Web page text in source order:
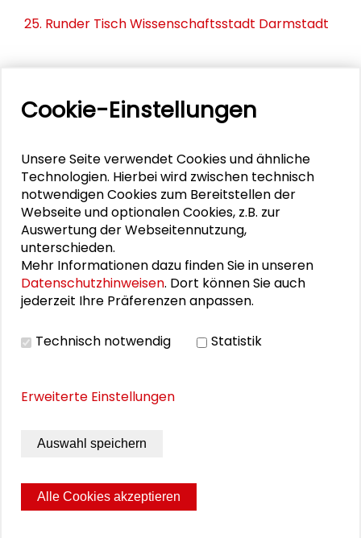
25. Runder Tisch Wissenschaftsstadt Darmstadt
Die Emotionale (PDF)
Fairytrail (PDF)
InClue (PDF)
MeinStop (PDF)
VIDEO
Video ansehen
Bildergalerie
Cookie-Einstellungen
Unsere Seite verwendet Cookies und ähnliche
Technologien. Hierbei wird zwischen technisch
notwendigen Cookies zum Bereitstellen der
Webseite und optionalen Cookies, z.B. zur
Auswertung der Webseitennutzung,
unterschieden.
Mehr Informationen dazu finden Sie in unseren
Datenschutzhinweisen. Dort können Sie auch
jederzeit Ihre Präferenzen anpassen.
Technisch notwendig Statistik
Erweiterte Einstellungen
Auswahl speichern
Alle Cookies akzeptieren